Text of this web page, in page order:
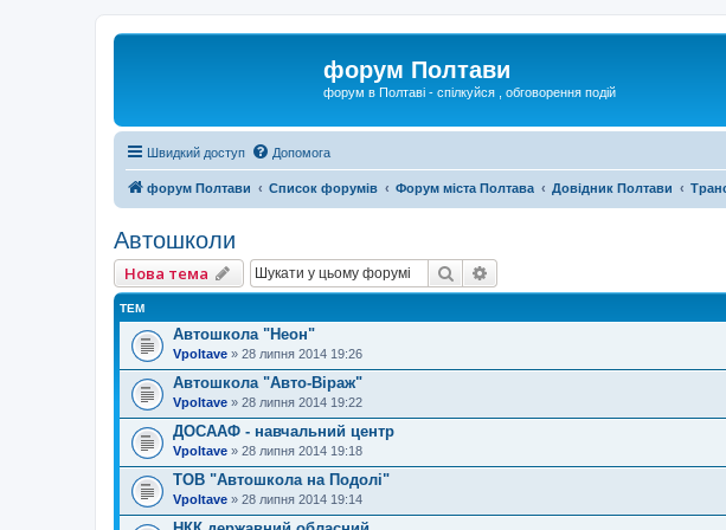
форум Полтави
форум в Полтаві - спілкуйся , обговорення подій
Швидкий доступ Допомога
форум Полтави Список форумів Форум міста Полтава Довідник Полтави
Автошколи
Нова тема Пошук
ТЕМ
Автошкола "Неон"
Vpoltave » 28 липня 2014 19:26
Автошкола "Авто-Віраж"
Vpoltave » 28 липня 2014 19:22
ДОСААФ - навчальний центр
Vpoltave » 28 липня 2014 19:18
ТОВ "Автошкола на Подолі"
Vpoltave » 28 липня 2014 19:14